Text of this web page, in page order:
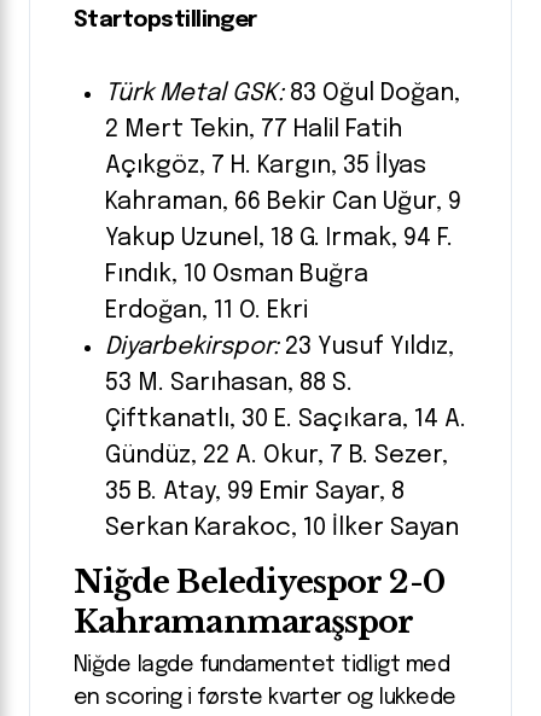
Startopstillinger
Türk Metal GSK:83 Oğul Doğan,
2 Mert Tekin, 77 Halil Fatih
Açıkgöz, 7 H. Kargın, 35 İlyas
Kahraman, 66 Bekir Can Uğur, 9
Yakup Uzunel, 18 G. Irmak, 94 F.
Fındık, 10 Osman Buğra
Erdoğan, 11 O. Ekri
Diyarbekirspor:23 Yusuf Yıldız,
53 M. Sarıhasan, 88 S.
Çiftkanatlı, 30 E. Saçıkara, 14 A.
Gündüz, 22 A. Okur, 7 B. Sezer,
35 B. Atay, 99 Emir Sayar, 8
Serkan Karakoc, 10 İlker Sayan
Niğde Belediyespor 2-0
Kahramanmaraşspor
Niğde lagde fundamentet tidligt med
en scoring i første kvarter og lukkede